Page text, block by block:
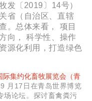
发〔2019〕14号）
省（自治区、直辖
。总体来看， 项目
向， 科学性、操作
源化利用，打造绿色
集约化畜牧展览会（青
月17日在青岛世界博览
场论坛。探讨畜禽粪污